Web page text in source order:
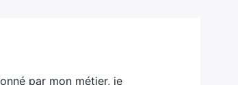
par mon métier, je